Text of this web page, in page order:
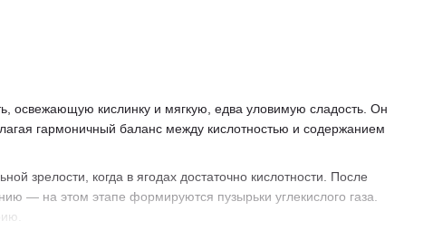
освежающую кислинку и мягкую, едва уловимую сладость. Он
гармоничный баланс между кислотностью и содержанием
зрелости, когда в ягодах достаточно кислотности. После
— на этом этапе формируются пузырьки углекислого газа.